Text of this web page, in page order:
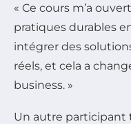
« Ce cours m’a
pratiques durables
intégrer des
réels, et cela a
business. »
Un autre participant